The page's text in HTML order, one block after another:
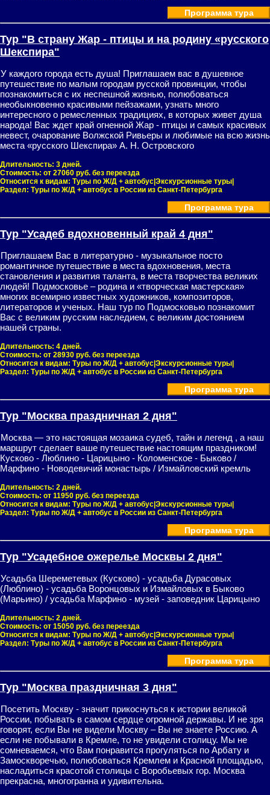
Программа тура
Тур "В страну Жар - птицы и на родину «русского
Шекспира"
У каждого города есть душа! Приглашаем вас в душевное
путешествие по малым городам русской провинции, чтобы
познакомиться с их неспешной жизнью, полюбоваться
необыкновенно красивыми пейзажами, узнать много
интересного о ремесленных традициях, в которых живет душа
народа! Вас ждет край огненной Жар - птицы и самых красивых
невест, очарование Волжской Ривьеры и любимые на всю жизнь
места «русского Шекспира» А. Н. Островского
Длительность: 3 дней.
Стоимость: от 27060 руб. без переезда
Относится к видам: Туры по Ж/Д + автобус|Экскурсионные туры|
Раздел: Туры по Ж/Д + автобус в России из Санкт-Петербурга
Программа тура
Тур "Усадеб вдохновенный край 4 дня"
Приглашаем Вас в литературно - музыкальное посто
романтичное путешествие в места вдохновения, места
становления и развития таланта, в места творчества великих
людей! Подмосковье – родина и «творческая мастерская»
многих всемирно известных художников, композиторов,
литераторов и ученых. Наш тур по Подмосковью познакомит
Вас c великим русским наследием, с великим достоянием
нашей страны.
Длительность: 4 дней.
Стоимость: от 28930 руб. без переезда
Относится к видам: Туры по Ж/Д + автобус|Экскурсионные туры|
Раздел: Туры по Ж/Д + автобус в России из Санкт-Петербурга
Программа тура
Тур "Москва праздничная 2 дня"
Москва — это настоящая мозаика судеб, тайн и легенд , а наш
маршрут сделает ваше путешествие настоящим праздником!
Кусково - Люблино - Царицыно - Коломенское - Быково /
Марфино - Новодевичий монастырь / Измайловский кремль
Длительность: 2 дней.
Стоимость: от 11950 руб. без переезда
Относится к видам: Туры по Ж/Д + автобус|Экскурсионные туры|
Раздел: Туры по Ж/Д + автобус в России из Санкт-Петербурга
Программа тура
Тур "Усадебное ожерелье Москвы 2 дня"
Усадьба Шереметевых (Кусково) - усадьба Дурасовых
(Люблино) - усадьба Воронцовых и Измайловых в Быково
(Марьино) / усадьба Марфино - музей - заповедник Царицыно
Длительность: 2 дней.
Стоимость: от 15050 руб. без переезда
Относится к видам: Туры по Ж/Д + автобус|Экскурсионные туры|
Раздел: Туры по Ж/Д + автобус в России из Санкт-Петербурга
Программа тура
Тур "Москва праздничная 3 дня"
Посетить Москву - значит прикоснуться к истории великой
России, побывать в самом сердце огромной державы. И не зря
говорят, если Вы не видели Москву – Вы не знаете Россию. А
если не побывали в Кремле, то не увидели столицу. Мы не
сомневаемся, что Вам понравится прогуляться по Арбату и
Замоскворечью, полюбоваться Кремлем и Красной площадью,
насладиться красотой столицы с Воробьевых гор. Москва
прекрасна, многогранна и удивительна.